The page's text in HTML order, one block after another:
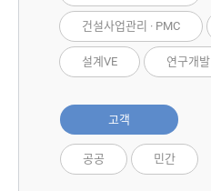
건설사업관리 · PMC
설계VE 연구개발
고객
공공 민간